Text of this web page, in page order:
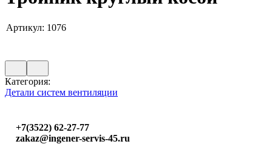
Артикул: 1076
Категория:
Детали систем вентиляции
+7(3522) 62-27-77
zakaz@ingener-servis-45.ru